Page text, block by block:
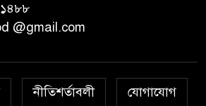
দক্ষিণ চট্টগ্রামের এক অসহায় ও
পরিবার”
@gmail.com
নীতিশর্তাবলী যোগাযোগ